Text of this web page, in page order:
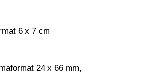
6 x 7 cm
24 x 66 mm,